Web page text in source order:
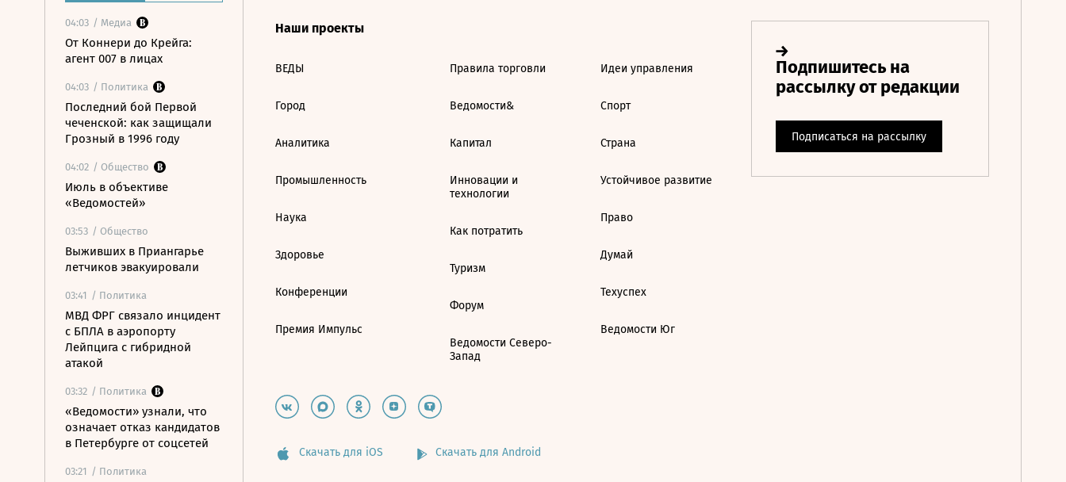
04:03 / Медиа
От Коннери до Крейга:
агент 007 в лицах
04:03 / Политика
Последний бой Первой
чеченской: как защищали
Грозный в 1996 году
04:02 / Общество
Июль в объективе
«Ведомостей»
03:53 / Общество
Выживших в Приангарье
летчиков эвакуировали
03:41 / Политика
МВД ФРГ связало инцидент
с БПЛА в аэропорту
Лейпцига с гибридной
атакой
03:32 / Политика
«Ведомости» узнали, что
означает отказ кандидатов
в Петербурге от соцсетей
03:21 / Политика
Наши проекты
ВЕДЫ
Город
Аналитика
Промышленность
Наука
Здоровье
Конференции
Премия Импульс
Правила торговли
Ведомости&
Капитал
Инновации и
технологии
Как потратить
Туризм
Форум
Ведомости Северо-
Запад
Идеи управления
Спорт
Страна
Устойчивое развитие
Право
Думай
Техуспех
Ведомости Юг
Скачать для iOS Скачать для Android